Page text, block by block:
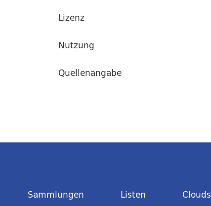
Lizenz
Nutzung
Quellenangabe
Sammlungen Listen Clouds